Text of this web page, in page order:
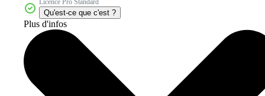
Licence Pro Standard
Qu'est-ce que c'est ?
Plus d'infos